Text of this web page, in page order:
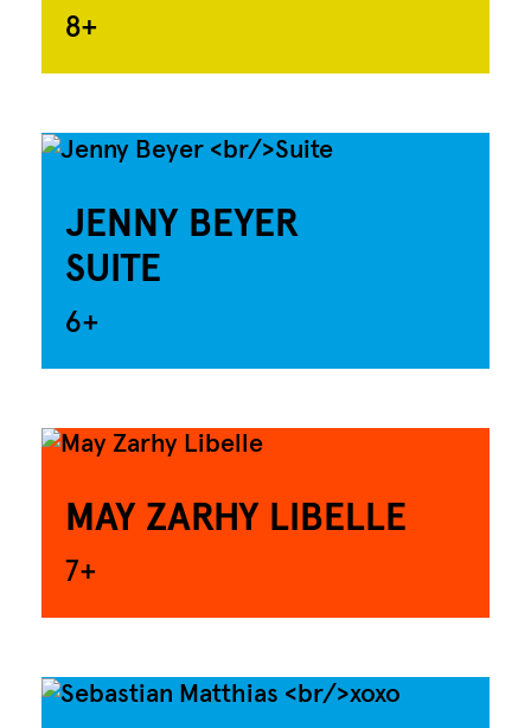
8+
JENNY BEYER
SUITE
6+
MAY ZARHY LIBELLE
7+